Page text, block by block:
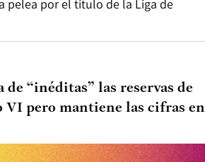
pelea por el título de la Liga de
“inéditas” las reservas de
VI pero mantiene las cifras en